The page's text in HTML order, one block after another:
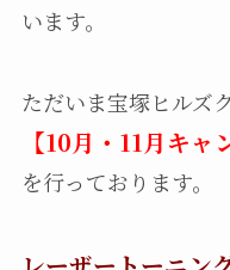
います。
ただいま宝塚ヒルズ
【10月・11月キャ
を行っております。